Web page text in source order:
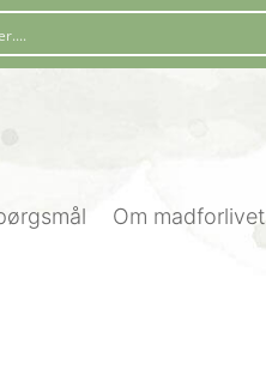
Om madforlivet